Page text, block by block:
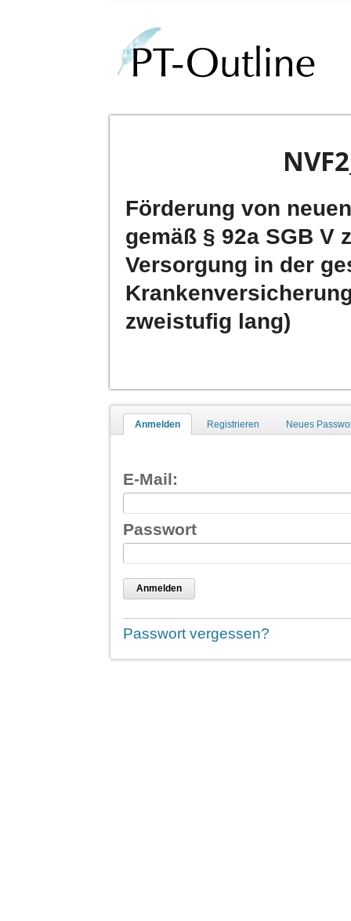
Förderung von
gemäß § 92a SGB V
Versorgung in der
zweistufig lang)
Anmelden Registrieren Neues
E-Mail:
Passwort
Anmelden
Passwort vergessen?